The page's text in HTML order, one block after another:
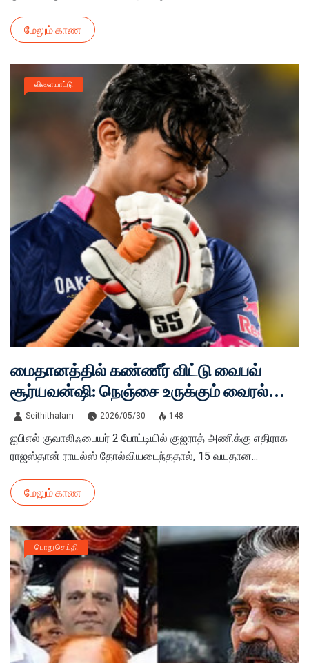
மேலும் காண
விளையாட்டு
மைதானத்தில் கண்ணீர் விட்டு வைபவ்
சூர்யவன்ஷி: நெஞ்சை உருக்கும் வைரல்
வீடியோ!
Seithithalam 2026/05/30 148
ஐபிஎல் குவாலிஃபையர் 2 போட்டியில் குஜராத் அணிக்கு எதிராக
ராஜஸ்தான் ராயல்ஸ் தோல்வியடைந்ததால், 15 வயதான...
மேலும் காண
பொது செய்தி